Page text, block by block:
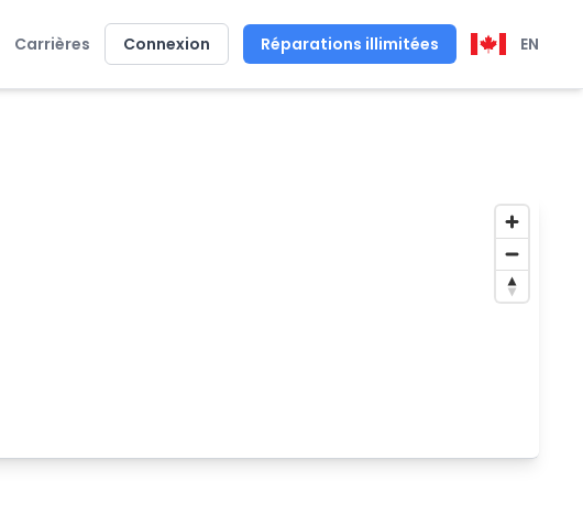
Carrières Connexion Réparations illimitées EN